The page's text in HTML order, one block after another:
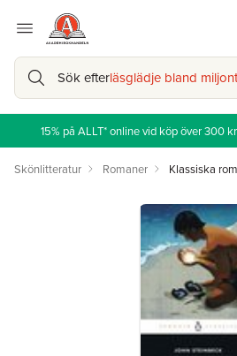
Sök efterläsglädje bland
15% på ALLT* online vid köp över 300
Skönlitteratur Romaner Klassiska